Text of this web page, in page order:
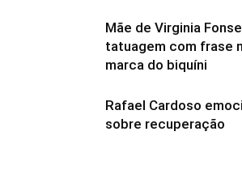
Mãe de Virginia
tatuagem com frase
marca do biquíni
Rafael Cardoso
sobre recuperação